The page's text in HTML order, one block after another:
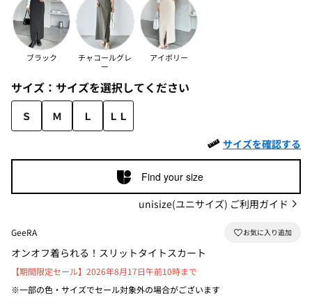
ブラック
チャコールグレ
ー
アイボリー
サイズ： サイズを選択してください
Ｓ Ｍ Ｌ
ＬＬ
サイズを確認する
Find your size
unisize(ユニサイズ) ご利用ガイド
GeeRA
オンオフ着られる！スリットタイトスカート
【期間限定セール】2026年8月17日午前10時まで
※一部の色・サイズでセール対象外の場合がございます